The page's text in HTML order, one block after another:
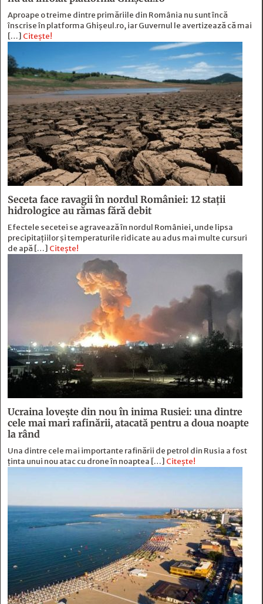
Aproape o treime dintre primăriile din România nu sunt încă
înscrise în platforma Ghișeul.ro, iar Guvernul le avertizează că mai
[…] Citește!
Seceta face ravagii în nordul României: 12 stații
hidrologice au rămas fără debit
Efectele secetei se agravează în nordul României, unde lipsa
precipitațiilor și temperaturile ridicate au adus mai multe cursuri
de apă […] Citește!
Ucraina lovește din nou în inima Rusiei: una dintre
cele mai mari rafinării, atacată pentru a doua noapte
la rând
Una dintre cele mai importante rafinării de petrol din Rusia a fost
ținta unui nou atac cu drone în noaptea […] Citește!